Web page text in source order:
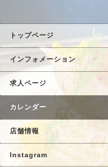
トップページ
インフォメーション
求人ページ
カレンダー
店舗情報
Instagram